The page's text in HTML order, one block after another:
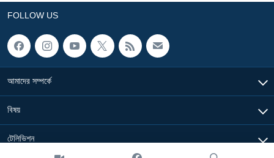
FOLLOW US
আমাদের সম্পর্কে
বিষয়
টেলিভিশন